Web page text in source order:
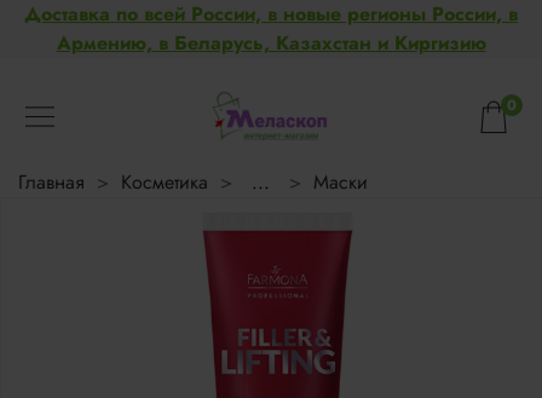
Доставка по всей России, в новые регионы России, в
Армению, в Беларусь, Казахстан и Киргизию
0
Главная Косметика ... Маски